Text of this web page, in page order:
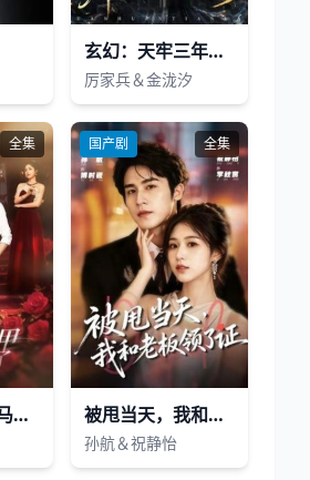
玄幻：天牢三年那个纨绔出狱了
厉家兵＆金泷汐
全集
苏小姐，你的马甲太多了
国产剧 全集
被甩当天，我和老板领了证
孙航＆祝静怡